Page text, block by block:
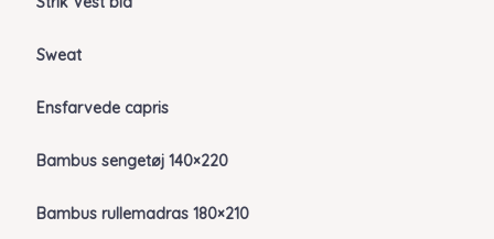
Sweat
Ensfarvede capris
Bambus sengetøj 140×220
Bambus rullemadras 180×210